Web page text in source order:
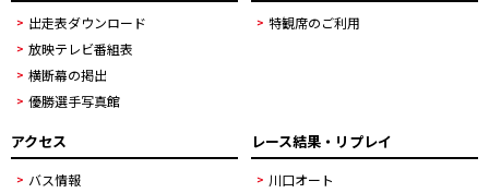
出走表ダウンロード
放映テレビ番組表
横断幕の掲出
優勝選手写真館
特観席のご利用
アクセス
バス情報
レース結果・リプレイ
川口オート